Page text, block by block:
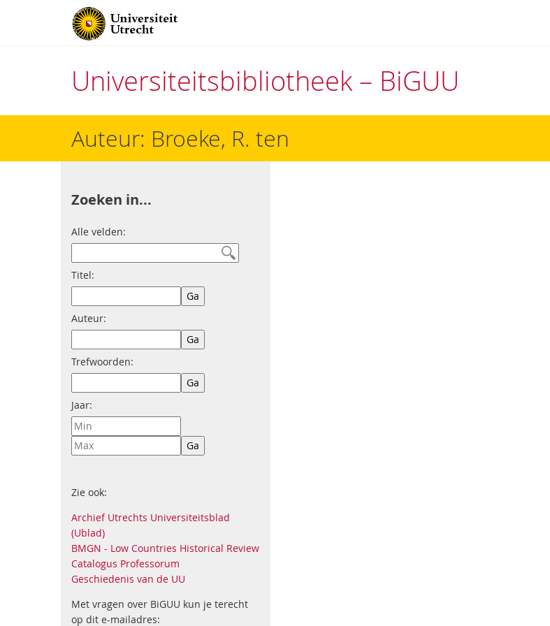
Universiteitsbibliotheek – BiGUU
Auteur: Broeke, R. ten
Zoeken in...
Alle velden:
Titel:
Auteur:
Trefwoorden:
Jaar:
Zie ook:
Archief Utrechts Universiteitsblad
(Ublad)
BMGN - Low Countries Historical Review
Catalogus Professorum
Geschiedenis van de UU
Met vragen over BiGUU kun je terecht
op dit e-mailadres: